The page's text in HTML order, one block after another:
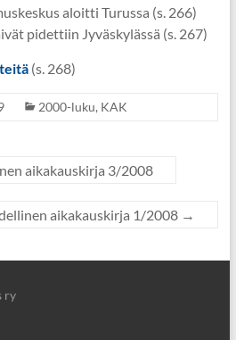
aloitti Turussa (s. 266)
pidettiin Jyväskylässä (s. 267)
(s. 268)
2000-luku, KAK
aikakauskirja 3/2008
aikakauskirja 1/2008 →
ry